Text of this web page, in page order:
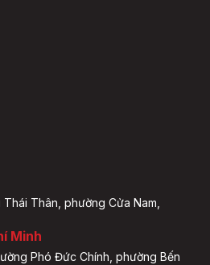
Thân, phường Cửa Nam,
Minh
Phó Đức Chính, phường Bến